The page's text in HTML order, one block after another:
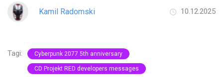
Kamil Radomski 10.12.2025
Tagi: Cyberpunk 2077 5th anniversary
CD Projekt RED developers messages